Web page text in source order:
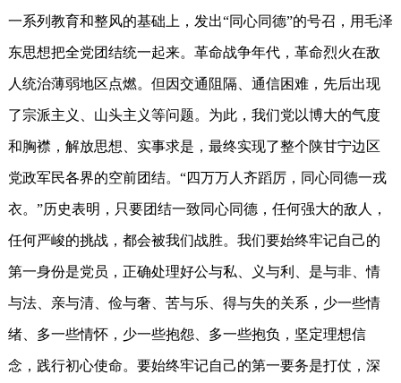
一系列教育和整风的基础上，发出“同心同德”的号召，用毛泽
东思想把全党团结统一起来。革命战争年代，革命烈火在敌
人统治薄弱地区点燃。但因交通阻隔、通信困难，先后出现
了宗派主义、山头主义等问题。为此，我们党以博大的气度
和胸襟，解放思想、实事求是，最终实现了整个陕甘宁边区
党政军民各界的空前团结。“四万万人齐蹈厉，同心同德一戎
衣。”历史表明，只要团结一致同心同德，任何强大的敌人，
任何严峻的挑战，都会被我们战胜。我们要始终牢记自己的
第一身份是党员，正确处理好公与私、义与利、是与非、情
与法、亲与清、俭与奢、苦与乐、得与失的关系，少一些情
绪、多一些情怀，少一些抱怨、多一些抱负，坚定理想信
念，践行初心使命。要始终牢记自己的第一要务是打仗，深